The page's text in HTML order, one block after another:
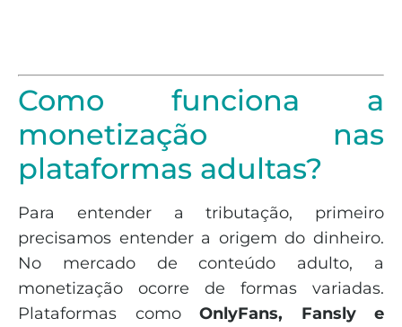
Como funciona a
monetização nas
plataformas adultas?
Para entender a tributação, primeiro
precisamos entender a origem do dinheiro.
No mercado de conteúdo adulto, a
monetização ocorre de formas variadas.
Plataformas como OnlyFans, Fansly e